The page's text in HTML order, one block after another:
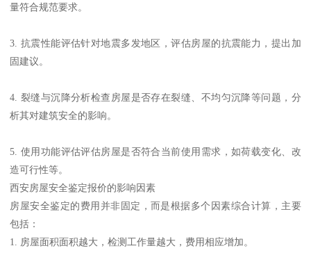
量符合规范要求。
3. 抗震性能评估针对地震多发地区，评估房屋的抗震能力，提出加
固建议。
4. 裂缝与沉降分析检查房屋是否存在裂缝、不均匀沉降等问题，分
析其对建筑安全的影响。
5. 使用功能评估评估房屋是否符合当前使用需求，如荷载变化、改
造可行性等。
西安房屋安全鉴定报价的影响因素
房屋安全鉴定的费用并非固定，而是根据多个因素综合计算，主要
包括：
1. 房屋面积面积越大，检测工作量越大，费用相应增加。